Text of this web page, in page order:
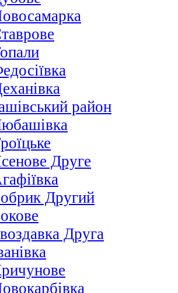
район
Друге
Другий
Друга